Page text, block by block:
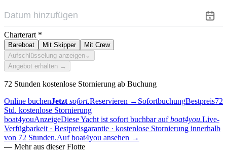
Charterart *
Bareboat Mit Skipper
Mit Crew
Aufschlüsselung anzeigen ⌄
Angebot erhalten →
72 Stunden kostenlose Stornierung ab Buchung
Online buchenJetzt sofort.Reservieren → SofortbuchungBestpreis72
Std. kostenlose Stornierung
boat4youAnzeigeDiese Yacht ist sofort buchbar auf boat4you.Live-
Verfügbarkeit · Bestpreisgarantie · kostenlose Stornierung innerhalb
von 72 Stunden.Auf boat4you ansehen →
— Mehr aus dieser Flotte